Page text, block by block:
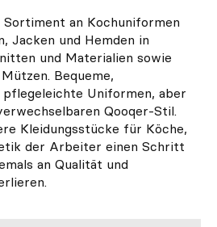
an Kochuniformen
Jacken und Hemden in
und Materialien sowie
Bequeme,
Uniformen, aber
Qooqer-Stil.
Kleidungsstücke für Köche,
der Arbeiter einen Schritt
an Qualität und